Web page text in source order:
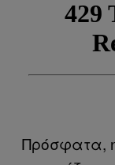
Πρόσφατα,